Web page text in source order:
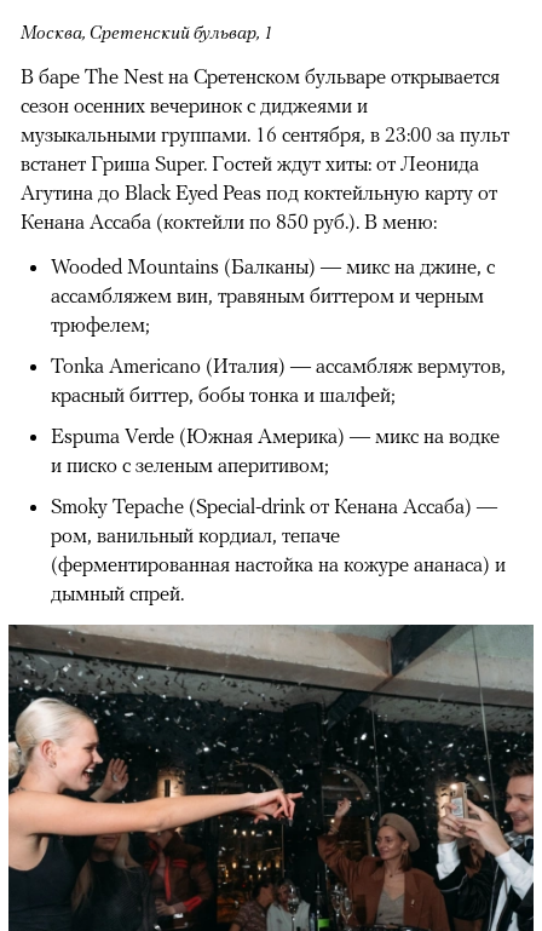
Москва, Сретенский бульвар, 1
В баре The Nest на Сретенском бульваре открывается
сезон осенних вечеринок с диджеями и
музыкальными группами. 16 сентября, в 23:00 за пульт
встанет Гриша Super. Гостей ждут хиты: от Леонида
Агутина до Black Eyed Peas под коктейльную карту от
Кенана Ассаба (коктейли по 850 руб.). В меню:
Wooded Mountains (Балканы) — микс на джине, с
ассамбляжем вин, травяным биттером и черным
трюфелем;
Tonka Americano (Италия) — ассамбляж вермутов,
красный биттер, бобы тонка и шалфей;
Espuma Verde (Южная Америка) — микс на водке
и писко с зеленым аперитивом;
Smoky Tepache (Special-drink от Кенана Ассаба) —
ром, ванильный кордиал, тепаче
(ферментированная настойка на кожуре ананаса) и
дымный спрей.